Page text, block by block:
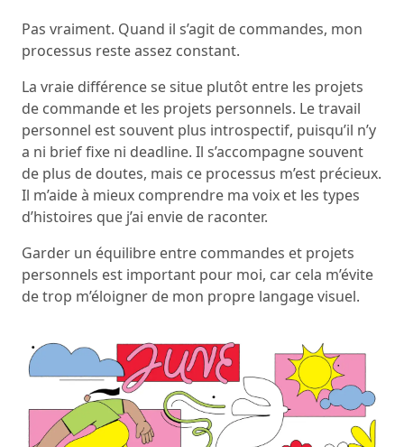
Pas vraiment. Quand il s’agit de commandes, mon
processus reste assez constant.
La vraie différence se situe plutôt entre les projets
de commande et les projets personnels. Le travail
personnel est souvent plus introspectif, puisqu’il n’y
a ni brief fixe ni deadline. Il s’accompagne souvent
de plus de doutes, mais ce processus m’est précieux.
Il m’aide à mieux comprendre ma voix et les types
d’histoires que j’ai envie de raconter.
Garder un équilibre entre commandes et projets
personnels est important pour moi, car cela m’évite
de trop m’éloigner de mon propre langage visuel.